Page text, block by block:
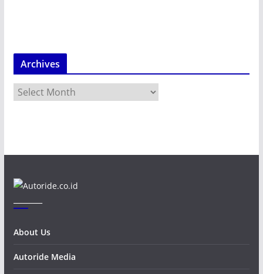
Archives
e
About Us
Autoride Media